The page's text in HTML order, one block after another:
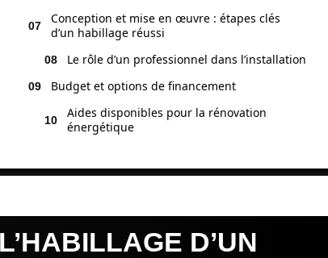
Conception et mise en œuvre : étapes clés
d’un habillage réussi
Le rôle d’un professionnel dans l’installation
Budget et options de financement
Aides disponibles pour la rénovation
énergétique
D’UN